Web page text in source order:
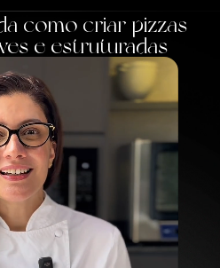
como criar pizzas
e estruturadas